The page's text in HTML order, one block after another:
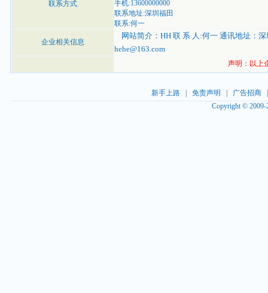
联系方式
手机:13600000000
联系地址:深圳福田
联系:何一
企业相关信息
网站简介：HH 联 系 人:何一 通讯地址：
hehe@163.com
声明：以上
新手上路| 免责声明 广告招商
Copyright ©